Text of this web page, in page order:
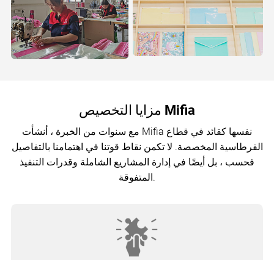
مزايا التخصيص Mifia
مع سنوات من الخبرة ، أنشأت Mifia نفسها كقائد في قطاع
القرطاسية المخصصة. لا تكمن نقاط قوتنا في اهتمامنا بالتفاصيل
فحسب ، بل أيضًا في إدارة المشاريع الشاملة وقدرات التنفيذ
المتفوقة.